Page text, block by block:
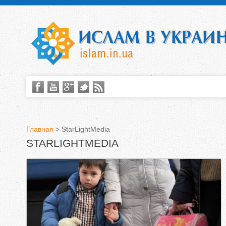
В
ы
Главная > StarLightMedia
STARLIGHTMEDIA